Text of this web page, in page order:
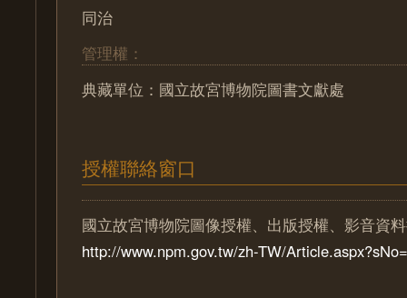
同治
管理權：
典藏單位：國立故宮博物院圖書文獻處
授權聯絡窗口
國立故宮博物院圖像授權、出版授權、影音資
http://www.npm.gov.tw/zh-TW/